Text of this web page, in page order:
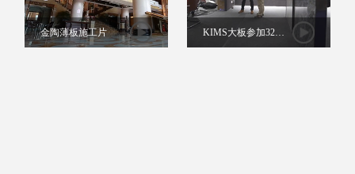
金陶薄板施工片
KIMS大板参加32届
佛山陶博会